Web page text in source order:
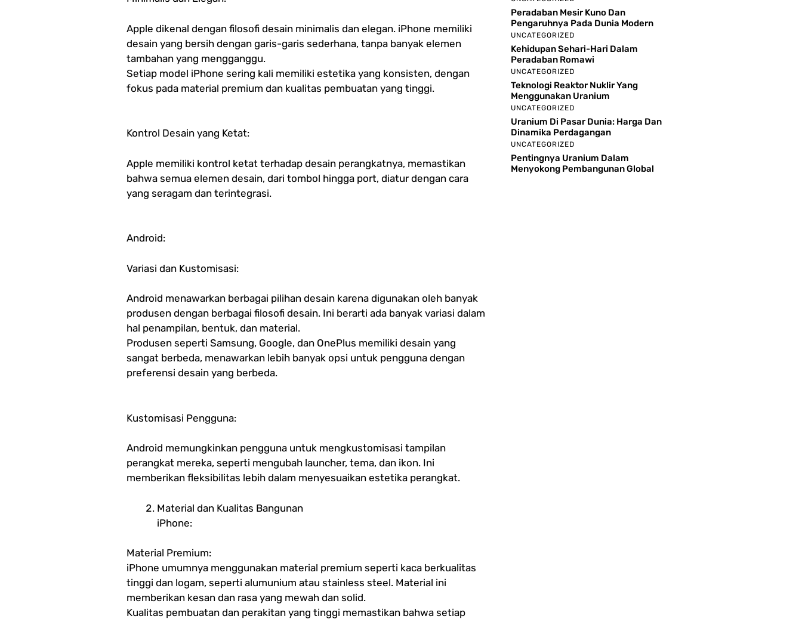
Apple dikenal dengan filosofi desain minimalis dan elegan. iPhone memiliki
desain yang bersih dengan garis-garis sederhana, tanpa banyak elemen
tambahan yang mengganggu.
Setiap model iPhone sering kali memiliki estetika yang konsisten, dengan
fokus pada material premium dan kualitas pembuatan yang tinggi.
Kontrol Desain yang Ketat:
Apple memiliki kontrol ketat terhadap desain perangkatnya, memastikan
bahwa semua elemen desain, dari tombol hingga port, diatur dengan cara
yang seragam dan terintegrasi.
Android:
Variasi dan Kustomisasi:
Android menawarkan berbagai pilihan desain karena digunakan oleh banyak
produsen dengan berbagai filosofi desain. Ini berarti ada banyak variasi dalam
hal penampilan, bentuk, dan material.
Produsen seperti Samsung, Google, dan OnePlus memiliki desain yang
sangat berbeda, menawarkan lebih banyak opsi untuk pengguna dengan
preferensi desain yang berbeda.
Kustomisasi Pengguna:
Android memungkinkan pengguna untuk mengkustomisasi tampilan
perangkat mereka, seperti mengubah launcher, tema, dan ikon. Ini
memberikan fleksibilitas lebih dalam menyesuaikan estetika perangkat.
Material dan Kualitas Bangunan
iPhone:
Material Premium:
iPhone umumnya menggunakan material premium seperti kaca berkualitas
tinggi dan logam, seperti alumunium atau stainless steel. Material ini
memberikan kesan dan rasa yang mewah dan solid.
Kualitas pembuatan dan perakitan yang tinggi memastikan bahwa setiap
Peradaban Mesir Kuno Dan
Pengaruhnya Pada Dunia Modern
UNCATEGORIZED
Kehidupan Sehari-Hari Dalam
Peradaban Romawi
UNCATEGORIZED
Teknologi Reaktor Nuklir Yang
Menggunakan Uranium
UNCATEGORIZED
Uranium Di Pasar Dunia: Harga Dan
Dinamika Perdagangan
UNCATEGORIZED
Pentingnya Uranium Dalam
Menyokong Pembangunan Global